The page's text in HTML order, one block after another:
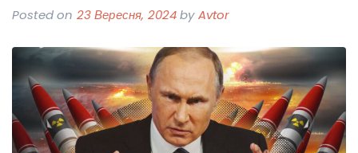
Posted on 23 Вересня, 2024byAvtor